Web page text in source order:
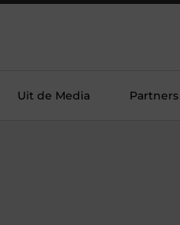
Uit de Media Partners